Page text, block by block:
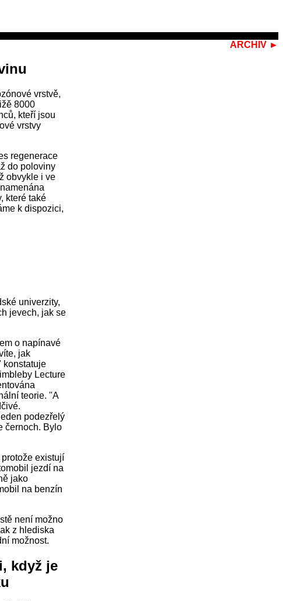
ARCHIV ►
vrstvě,
8000
kteří jsou
vrstvy
regenerace
do poloviny
obvykle i ve
které také
k dispozici,
univerzity,
jevech, jak se
o napínavé
jak
konstatuje
Lecture
teorie. "A
podezřelý
černoch. Bylo
existují
jezdí na
jako
na benzín
není možno
z hlediska
možnost.
když je